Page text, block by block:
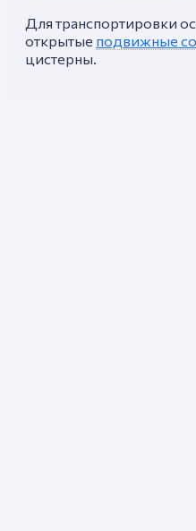
Для транспортировки
открытые подвижные
цистерны.